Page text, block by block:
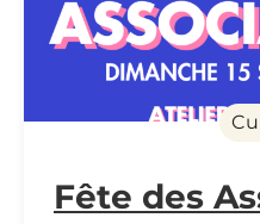
Fête des